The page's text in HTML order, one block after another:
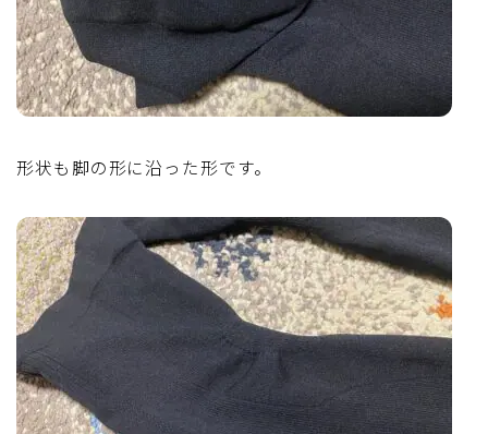
形状も脚の形に沿った形です。